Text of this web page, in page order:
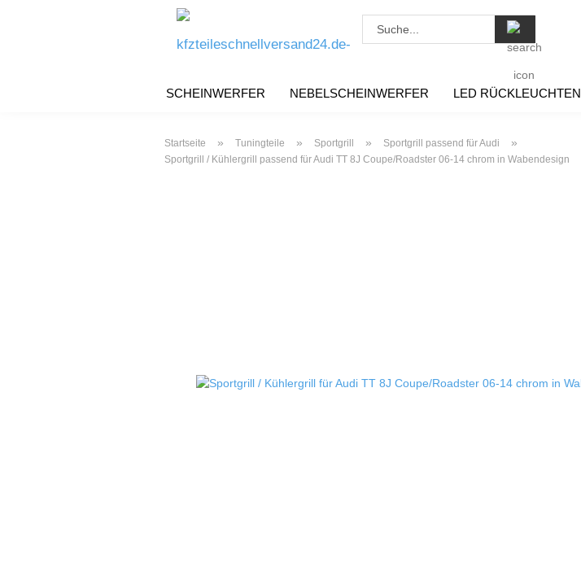
SCHEINWERFER NEBELSCHEINWERFER LED RÜCKLEUCHTEN
Startseite » Tuningteile » Sportgrill » Sportgrill passend für Audi »
Sportgrill / Kühlergrill passend für Audi TT 8J Coupe/Roadster 06-14 chrom in Wabendesign